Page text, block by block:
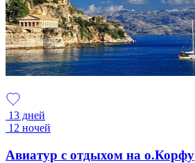
13 дней
12 ночей
Авиатур с отдыхом на о.Корфу